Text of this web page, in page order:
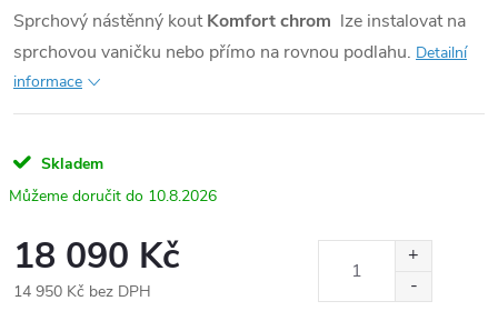
Sprchový nástěnný koutKomfortchrom lze instalovat na
sprchovou vaničku nebo přímo na rovnou podlahu. Detailní
informace
Skladem
10.8.2026
18 090 Kč
14 950 Kč bez DPH